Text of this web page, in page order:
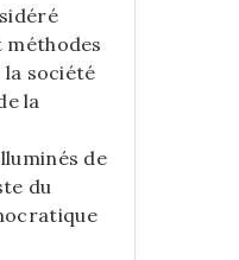
méthodes
la société
la
de
du